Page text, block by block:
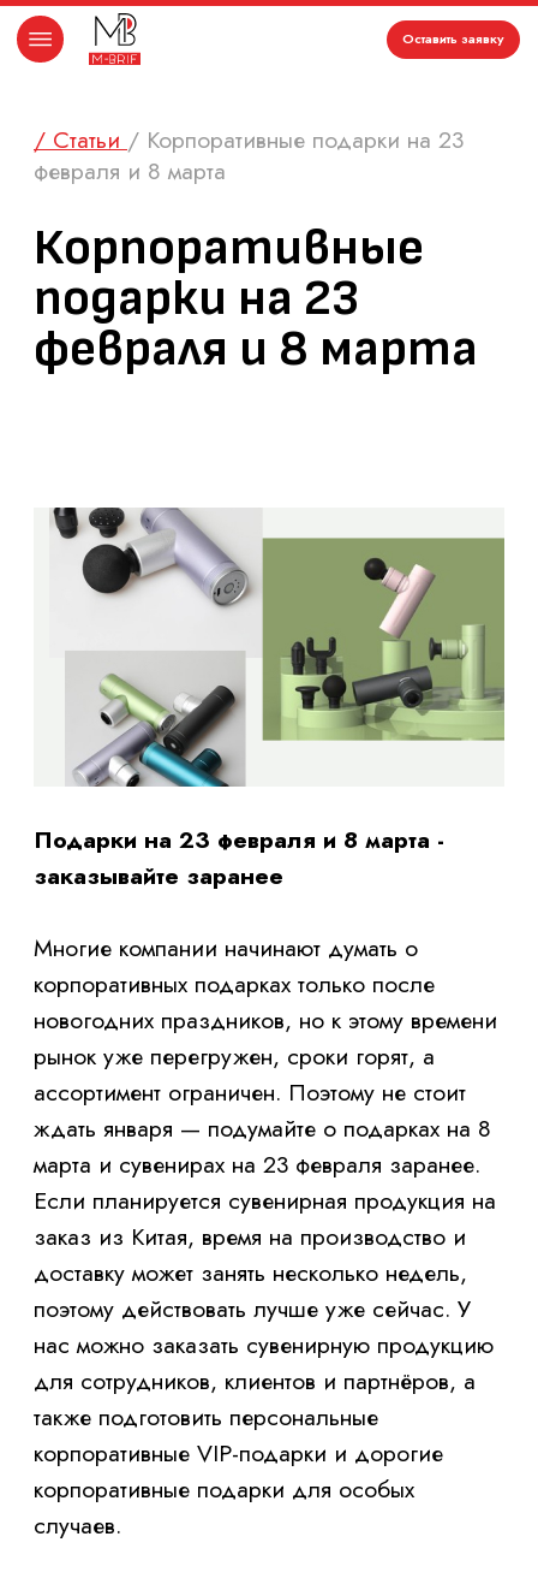
Корпоративные
февраля и 8 марта
Мы выполняем разработку сувенирной
продукции под ключ — от идеи и дизайна
до нанесения логотипа и подарочной
компании или заказать подарки для
Полная персонализация
Подарки на 23 февраля и 8 марта -
Многие компании начинают думать о
корпоративных подарках только после
новогодних праздников, но к этому времени
рынок уже перегружен, сроки горят, а
ассортимент ограничен. Поэтому не стоит
марта и сувенирах на 23 февраля заранее.
Если планируется сувенирная продукция на
заказ из Китая, время на производство и
поэтому действовать лучше уже сейчас. У
нас можно заказать сувенирную продукцию
для сотрудников, клиентов и партнёров, а
также подготовить персональные
корпоративные VIP-подарки и дорогие
корпоративные подарки для особых
случаев.
В каталоге представлены свежие идеи:
бьюти-новинки, полезные аксессуары,
функциональные офисные предметы и
современные гаджеты, которые отлично
подходят как подарки на 8 марта, так и
сувениры на 23 февраля. Мы собираем
яркие велком паки, тематические наборы и
индивидуальные решения под стиль
бренда.